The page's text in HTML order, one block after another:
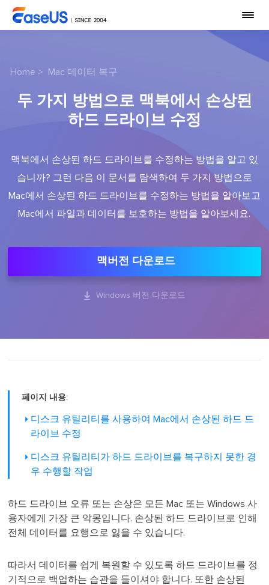
Home > Mac 데이터 복구
두 가지 방법으로 맥북에서 손상된
하드 드라이브 수정
맥북에서 손상된 하드 드라이브를 수정하는 방법을 알고 있
습니까? 그런 다음 이 문서를 탐색하여 두 가지 방법으로
Mac에서 손상된 하드 드라이브를 수정하는 방법을 알아보고
Mac에서 파일과 데이터를 보호하는 방법을 알아보세요.
맥버전 다운로드
 Windows 버전 다운로드
페이지 내용:
디스크 유틸리티를 사용하여 Mac에서 손상된 하드 드
라이브 수정
디스크 유틸리티가 하드 드라이브를 복구하지 못한 경
우 수행할 작업
하드 드라이브 오류 또는 손상은 모든 Mac 또는 Windows 사
용자에게 가장 큰 악몽입니다. 손상된 하드 드라이브로 인해
전체 데이터를 요행으로 잃을 수 있습니다.
따라서 데이터를 쉽게 복원할 수 있도록 하드 드라이브를 정
기적으로 백업하는 습관을 들이셔야 합니다. 또한 손상된